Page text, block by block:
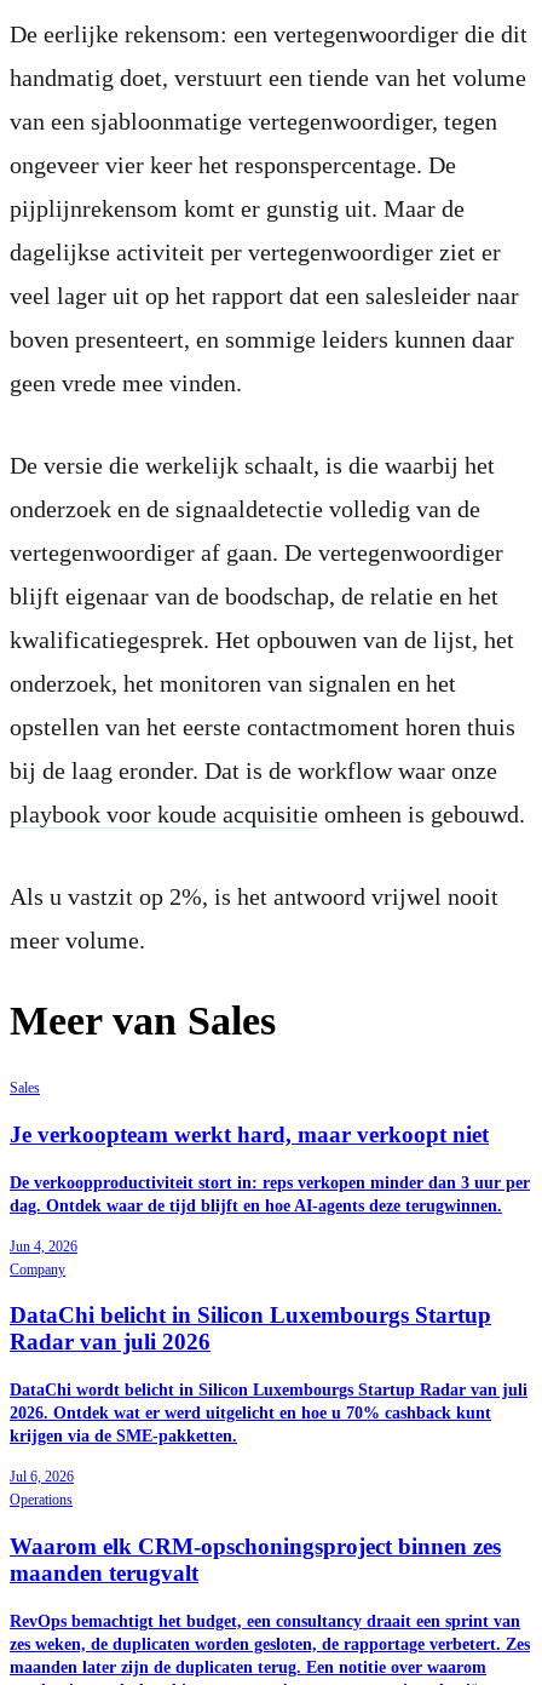
De eerlijke rekensom: een vertegenwoordiger die dit
handmatig doet, verstuurt een tiende van het volume
van een sjabloonmatige vertegenwoordiger, tegen
ongeveer vier keer het responspercentage. De
pijplijnrekensom komt er gunstig uit. Maar de
dagelijkse activiteit per vertegenwoordiger ziet er
veel lager uit op het rapport dat een salesleider naar
boven presenteert, en sommige leiders kunnen daar
geen vrede mee vinden.
De versie die werkelijk schaalt, is die waarbij het
onderzoek en de signaaldetectie volledig van de
vertegenwoordiger af gaan. De vertegenwoordiger
blijft eigenaar van de boodschap, de relatie en het
kwalificatiegesprek. Het opbouwen van de lijst, het
onderzoek, het monitoren van signalen en het
opstellen van het eerste contactmoment horen thuis
bij de laag eronder. Dat is de workflow waar onze
playbook voor koude acquisitie omheen is gebouwd.
Als u vastzit op 2%, is het antwoord vrijwel nooit
meer volume.
Meer van Sales
Sales
Je verkoopteam werkt hard, maar verkoopt niet
De verkoopproductiviteit stort in: reps verkopen minder dan 3 uur per
dag. Ontdek waar de tijd blijft en hoe AI-agents deze terugwinnen.
Jun 4, 2026
Company
DataChi belicht in Silicon Luxembourgs Startup
Radar van juli 2026
DataChi wordt belicht in Silicon Luxembourgs Startup Radar van juli
2026. Ontdek wat er werd uitgelicht en hoe u 70% cashback kunt
krijgen via de SME-pakketten.
Jul 6, 2026
Operations
Waarom elk CRM-opschoningsproject binnen zes
maanden terugvalt
RevOps bemachtigt het budget, een consultancy draait een sprint van
zes weken, de duplicaten worden gesloten, de rapportage verbetert. Zes
maanden later zijn de duplicaten terug. Een notitie over waarom